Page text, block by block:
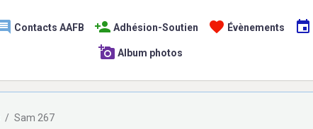
Contacts AAFB Adhésion-Soutien Évènements
Album photos
Sam 267